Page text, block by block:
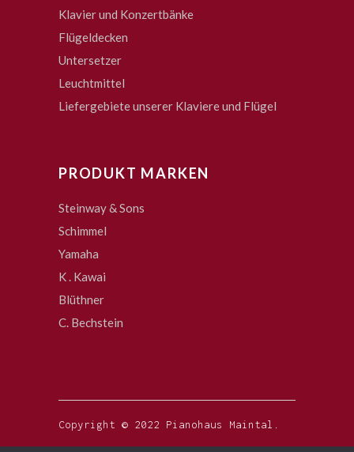
Klavier und Konzertbänke
Flügeldecken
Untersetzer
Leuchtmittel
Liefergebiete unserer Klaviere und Flügel
PRODUKT MARKEN
Steinway & Sons
Schimmel
Yamaha
K . Kawai
Blüthner
C. Bechstein
Copyright © 2022 Pianohaus Maintal.